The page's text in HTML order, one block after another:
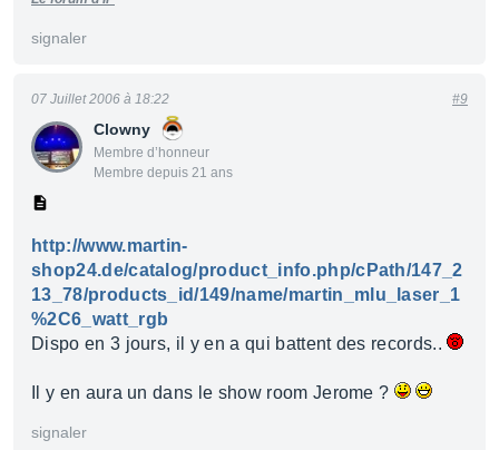
signaler
Clowny
Membre d’honneur
Membre depuis 21 ans
07 Juillet 2006 à 18:22 #9
http://www.martin-
shop24.de/catalog/product_info.php/cPath/147_2
13_78/products_id/149/name/martin_mlu_laser_1
%2C6_watt_rgb
Dispo en 3 jours, il y en a qui battent des records..
Il y en aura un dans le show room Jerome ?
signaler